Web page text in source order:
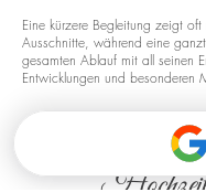
Eine kürzere Begleitung zeigt oft
Ausschnitte, während eine
gesamten Ablauf mit all seinen
Entwicklungen und besonderen